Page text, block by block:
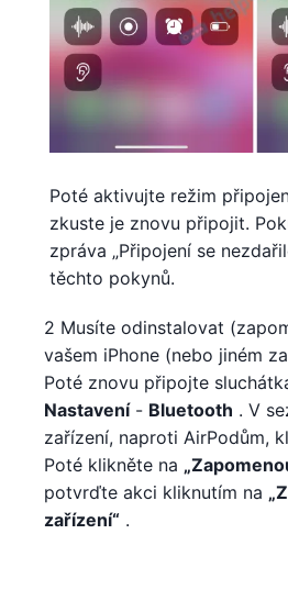
Poté aktivujte režim
zkuste je znovu připojit.
zpráva „Připojení se
těchto pokynů.
2 Musíte odinstalovat
vašem iPhone (nebo jiném
Poté znovu připojte
Nastavení- Bluetooth . V
zařízení, naproti AirPodům,
Poté klikněte na
potvrďte akci kliknutím na
zařízení“ .